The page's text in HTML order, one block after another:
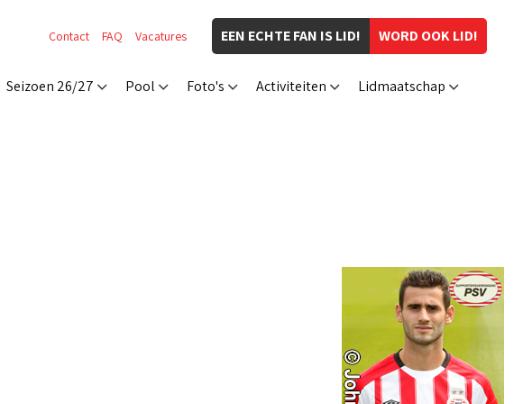
WORD OOK LID!
EEN ECHTE FAN IS LID!
Contact FAQ Vacatures
Seizoen 26/27 Pool Foto's Activiteiten Lidmaatschap